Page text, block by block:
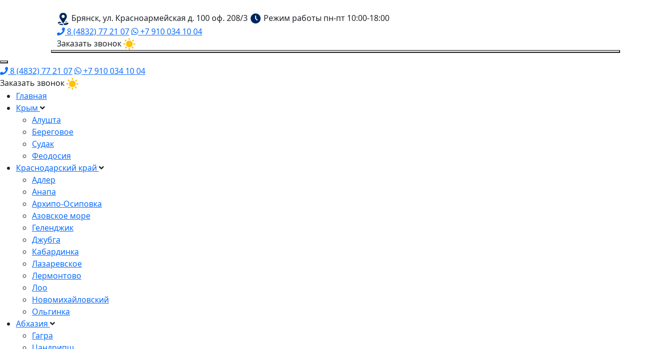
Брянск, ул. Красноармейская д. 100 оф. 208/3
Режим работы пн-пт 10:00-18:00
8 (4832) 77 21 07
+7 910 034 10 04
Заказать звонок
8 (4832) 77 21 07
+7 910 034 10 04
Заказать звонок
Главная
Крым
Алушта
Береговое
Судак
Феодосия
Краснодарский край
Адлер
Анапа
Архипо-Осиповка
Азовское море
Геленджик
Джубга
Кабардинка
Лазаревское
Лермонтово
Лоо
Новомихайловский
Ольгинка
Абхазия
Гагра